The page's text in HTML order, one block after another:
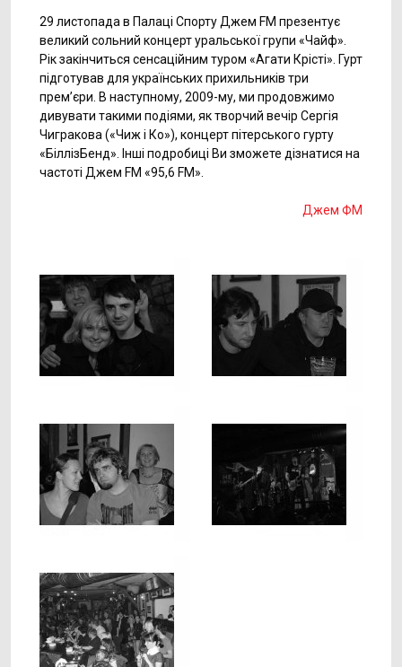
29 листопада в Палаці Спорту Джем FM презентує
великий сольний концерт уральської групи «Чайф».
Рік закінчиться сенсаційним туром «Агати Крісті». Гурт
підготував для українських прихильників три
прем’єри. В наступному, 2009-му, ми продовжимо
дивувати такими подіями, як творчий вечір Сергія
Чигракова («Чиж і Ко»), концерт пітерського гурту
«БіллізБенд». Інші подробиці Ви зможете дізнатися на
частоті Джем FM «95,6 FM».
Джем ФМ